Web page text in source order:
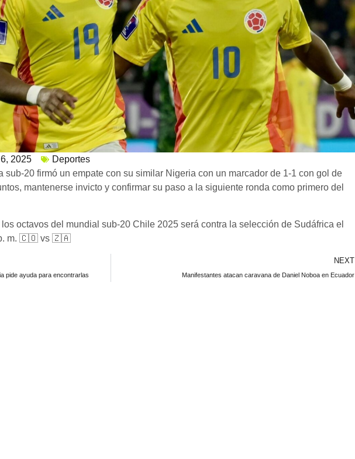
2025
Deportes
sub-20 firmó un empate con su similar Nigeria con un marcador de 1-1 con gol de
mantenerse invicto y confirmar su paso a la siguiente ronda como primero del
octavos del mundial sub-20 Chile 2025 será contra la selección de Sudáfrica el
p. m. 🇨🇴 vs 🇿🇦
pide ayuda para encontrarlas
NEXT
Manifestantes atacan caravana de Daniel Noboa en Ecuador